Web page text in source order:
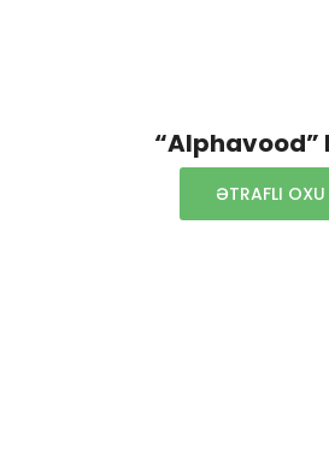
“Alphavood”
ƏTRAFLI OXU